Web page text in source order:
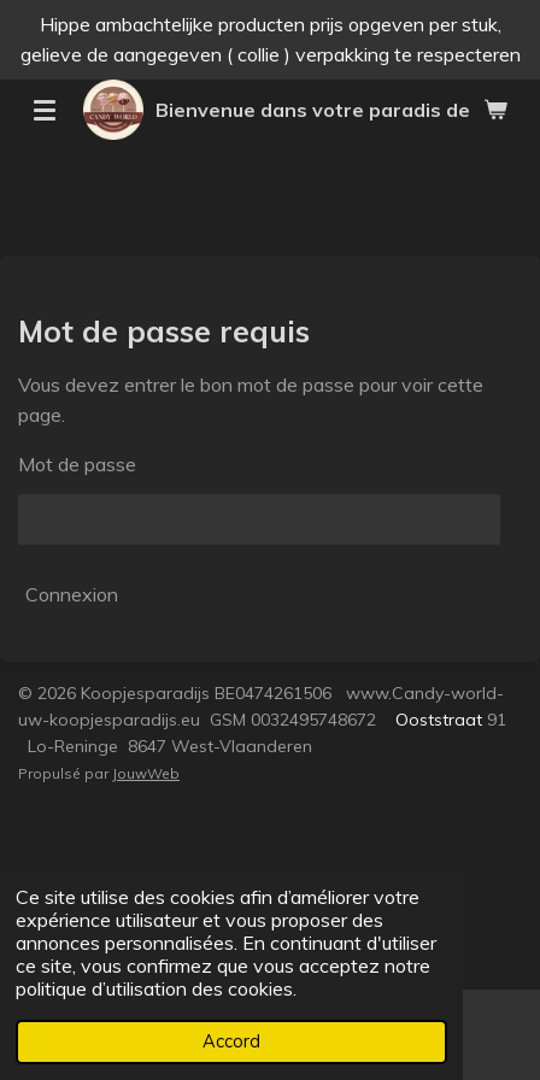
Ce site utilise des cookies afin d’améliorer votre
expérience utilisateur et vous proposer des
annonces personnalisées. En continuant d'utiliser
ce site, vous confirmez que vous acceptez notre
politique d’utilisation des cookies.
Accord
Passer
au
principal
Bienvenue dans votre paradis des
Hippe ambachtelijke producten prijs opgeven per stuk,
gelieve de aangegeven ( collie ) verpakking te respecteren
Mot de passe requis
Vous devez entrer le bon mot de passe pour voir cette
page.
Mot de passe
Connexion
© 2026 Koopjesparadijs BE0474261506 www.Candy-world-
uw-koopjesparadijs.eu GSM 0032495748672 Ooststraat 91
Lo-Reninge 8647 West-Vlaanderen
Propulsé par JouwWeb